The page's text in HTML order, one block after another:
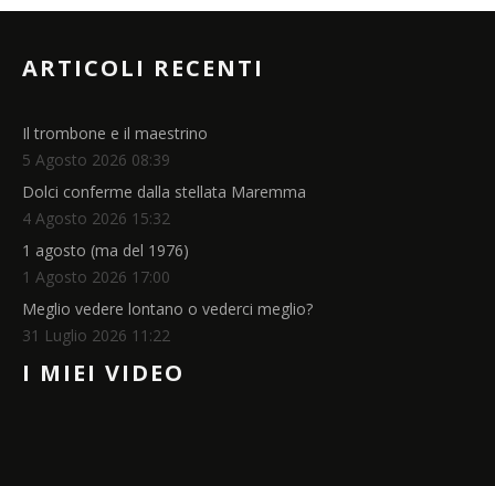
ARTICOLI RECENTI
Il trombone e il maestrino
5 Agosto 2026 08:39
Dolci conferme dalla stellata Maremma
4 Agosto 2026 15:32
1 agosto (ma del 1976)
1 Agosto 2026 17:00
Meglio vedere lontano o vederci meglio?
31 Luglio 2026 11:22
I MIEI VIDEO